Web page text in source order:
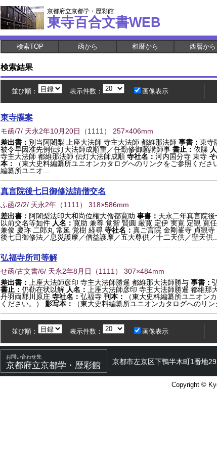
京都府立京都学・歴彩館
東寺百合文書WEB
検索TOP 函から 和暦から 西暦から
検索結果
並び順： 表示件数： 画像表示
東寺牒案
モ函/7/ 天永2年10月20日 （1111 ） 257×406mm
差出書： 別当阿闍梨 上座大法師 寺主大法師 都維那法師 事書： 東寺
被令早因准先例伝灯大法師成順重／任勤修御願講師事 書止： 依牒
寺主大法師 都維那法師 伝灯大法師成順 寺社名： 河内国分寺 東寺
本：
（東大史料編纂所ユニオンカタログへのリンクをご参照くださ
編纂所ユニオ...
真言院後七日御修法請僧交名
ふ函/2/2/ 天永2年 （1111 ） 318×586mm
差出書： 阿闍梨法印大和尚位権大僧都寛助 事書： 天永二年真言院
以前交名等如件 人名： 寛助 兼尊 覚智 賢圓 厳寛 定伊 実寛 定観 寛
兼俊 慶珎 二郎丸 常延 覚樹 経尋 寺社名： 真ご言院 金剛峯寺 貞観
後七日御修法／息災護摩／僧益護摩／五大尊供／十二天供／聖天供...
弘福寺所司等解
せ函/古文書/6/ 天永2年8月日 （1111 ） 307×484mm
差出書：
上座大法師彦印 寺主大法師勝暹 都維那大法師勝与 事書：
書止： 仍勒在状以解 人名： 上座大法師彦印 寺主大法師勝暹 都維那
丹羽両郡川原庄 寺社名： 弘福寺 刊本：
（東大史料編纂所ユニオン
ください。）
影写本： （東大史料編纂所ユニオンカタログへのリン
並び順： 表示件数： 画像表示
お問い合わせ先
京都府立京都学・歴彩館 京都市左京区下鴨半木町1番地29
Copyright ©